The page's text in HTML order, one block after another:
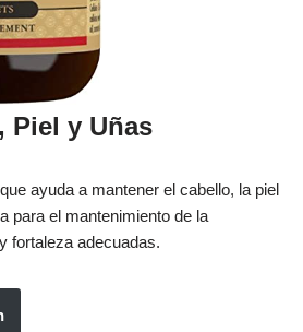
Piel y Uñas
ayuda a mantener el cabello, la piel
para el mantenimiento de la
fortaleza adecuadas.